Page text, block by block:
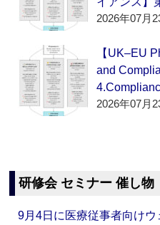
2026年07月
【UK–EU
and
2026年07月
研修会 セミナー 催し物
9月4日に医療従事者向け